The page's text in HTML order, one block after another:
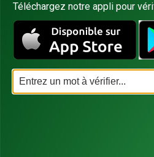
Téléchargez notre appli pour